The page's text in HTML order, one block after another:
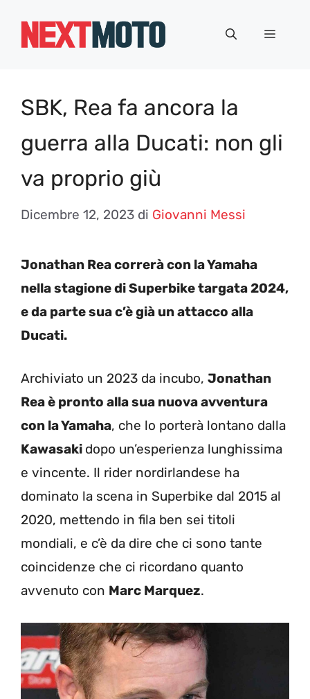
Menu
SBK, Rea fa ancora la
guerra alla Ducati: non gli
va proprio giù
Dicembre 12, 2023 di Giovanni Messi
Jonathan Rea correrà con la Yamaha
nella stagione di Superbike targata 2024,
e da parte sua c’è già un attacco alla
Ducati.
Archiviato un 2023 da incubo, Jonathan
Rea è pronto alla sua nuova avventura
con la Yamaha, che lo porterà lontano dalla
Kawasaki dopo un’esperienza lunghissima
e vincente. Il rider nordirlandese ha
dominato la scena in Superbike dal 2015 al
2020, mettendo in fila ben sei titoli
mondiali, e c’è da dire che ci sono tante
coincidenze che ci ricordano quanto
avvenuto con Marc Marquez.